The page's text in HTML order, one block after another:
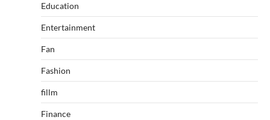
Education
Entertainment
Fan
Fashion
fillm
Finance